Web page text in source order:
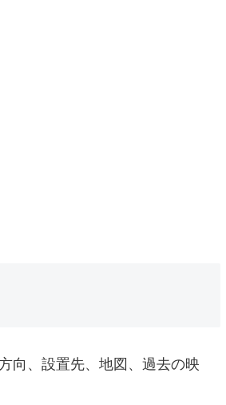
向、設置先、地図、過去の映